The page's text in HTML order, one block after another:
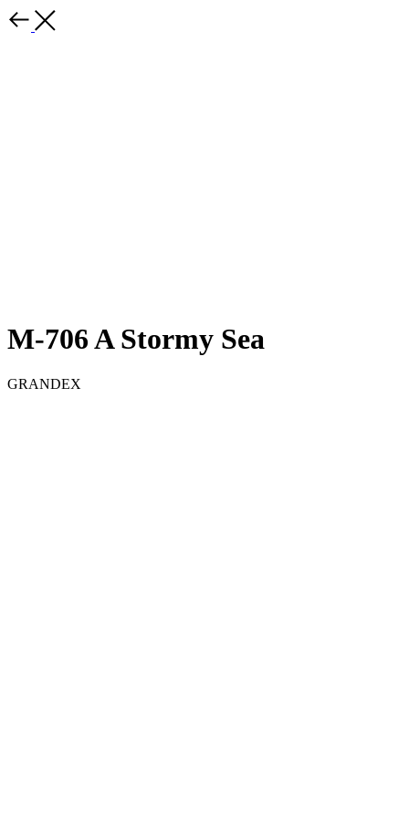
M-706 A Stormy Sea
GRANDEX